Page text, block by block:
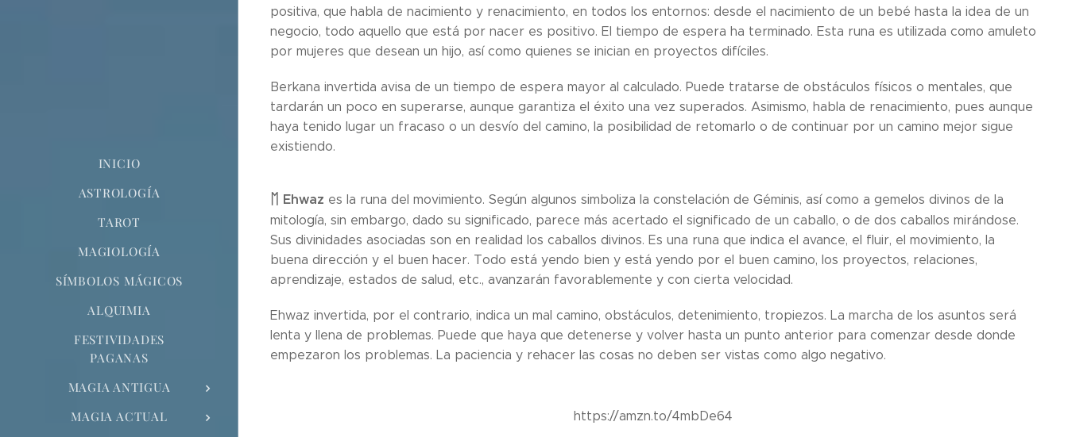
INICIO
ASTROLOGÍA
TAROT
MAGIOLOGÍA
SÍMBOLOS MÁGICOS
ALQUIMIA
FESTIVIDADES
PAGANAS
MAGIA ANTIGUA
MAGIA ACTUAL
positiva, que habla de nacimiento y renacimiento, en todos los entornos: desde el nacimiento de un bebé hasta la idea de un
negocio, todo aquello que está por nacer es positivo. El tiempo de espera ha terminado. Esta runa es utilizada como amuleto
por mujeres que desean un hijo, así como quienes se inician en proyectos difíciles.
Berkana invertida avisa de un tiempo de espera mayor al calculado. Puede tratarse de obstáculos físicos o mentales, que
tardarán un poco en superarse, aunque garantiza el éxito una vez superados. Asimismo, habla de renacimiento, pues aunque
haya tenido lugar un fracaso o un desvío del camino, la posibilidad de retomarlo o de continuar por un camino mejor sigue
existiendo.
ᛖ Ehwaz es la runa del movimiento. Según algunos simboliza la constelación de Géminis, así como a gemelos divinos de la
mitología, sin embargo, dado su significado, parece más acertado el significado de un caballo, o de dos caballos mirándose.
Sus divinidades asociadas son en realidad los caballos divinos. Es una runa que indica el avance, el fluir, el movimiento, la
buena dirección y el buen hacer. Todo está yendo bien y está yendo por el buen camino, los proyectos, relaciones,
aprendizaje, estados de salud, etc., avanzarán favorablemente y con cierta velocidad.
Ehwaz invertida, por el contrario, indica un mal camino, obstáculos, detenimiento, tropiezos. La marcha de los asuntos será
lenta y llena de problemas. Puede que haya que detenerse y volver hasta un punto anterior para comenzar desde donde
empezaron los problemas. La paciencia y rehacer las cosas no deben ser vistas como algo negativo.
https://amzn.to/4mbDe64